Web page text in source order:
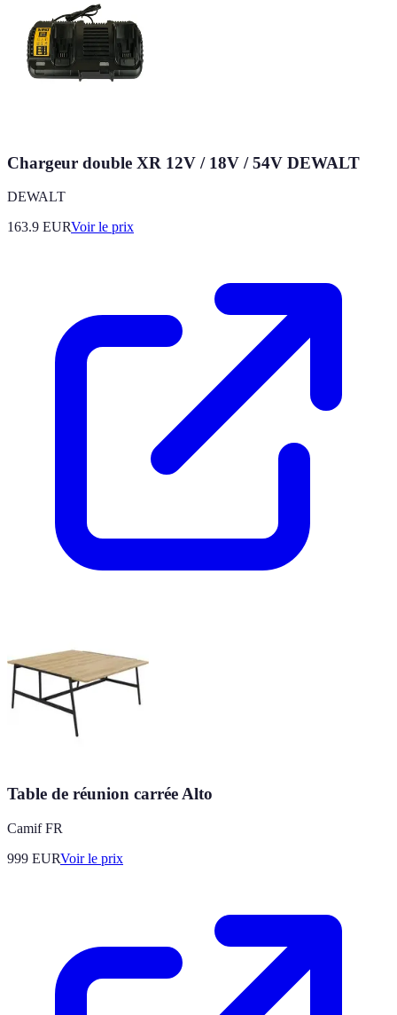
Chargeur double XR 12V / 18V / 54V DEWALT
DEWALT
163.9 EURVoir le prix
Table de réunion carrée Alto
Camif FR
999 EURVoir le prix